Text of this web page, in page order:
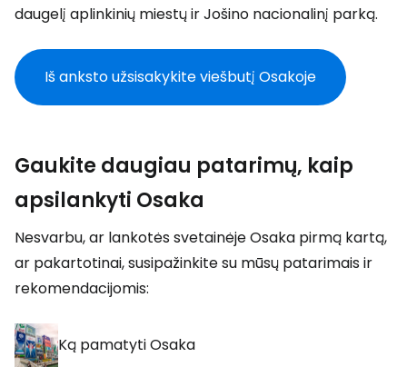
daugelį aplinkinių miestų ir Jošino nacionalinį parką.
Iš anksto užsisakykite viešbutį Osakoje
Gaukite daugiau patarimų, kaip
apsilankyti Osaka
Nesvarbu, ar lankotės svetainėje Osaka pirmą kartą,
ar pakartotinai, susipažinkite su mūsų patarimais ir
rekomendacijomis:
Ką pamatyti Osaka